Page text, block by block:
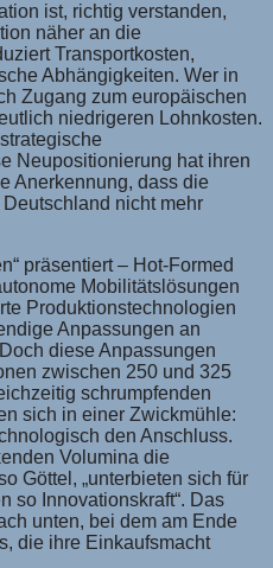
ist, richtig verstanden,
näher an die
Transportkosten,
Abhängigkeiten. Wer in
Zugang zum europäischen
niedrigeren Lohnkosten.
Neupositionierung hat ihren
Anerkennung, dass die
nicht mehr
präsentiert – Hot-Formed
Mobilitätslösungen
Produktionstechnologien
Anpassungen an
diese Anpassungen
zwischen 250 und 325
schrumpfenden
sich in einer Zwickmühle:
den Anschluss.
Volumina die
Göttel, „unterbieten sich für
so Innovationskraft“. Das
unten, bei dem am Ende
die ihre Einkaufsmacht